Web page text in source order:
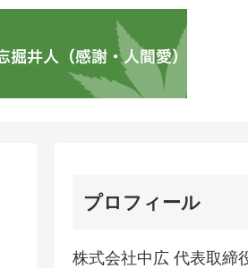
プロフィール
株式会社中広 代表取締